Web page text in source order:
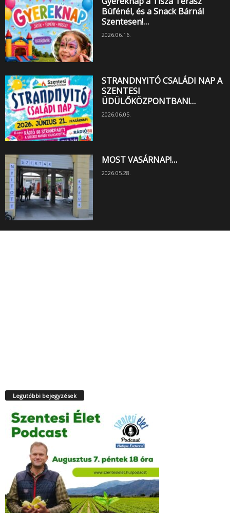
Büfénél, és a Snack Bárnál
Szentesen!…
2026.06.16.
STRANDNYITÓ CSALÁDI NAP A
SZENTESI
ÜDÜLŐKÖZPONTBAN!…
2026.06.05.
MOST VASÁRNAP!…
2026.05.28.
Legutóbbi bejegyzések